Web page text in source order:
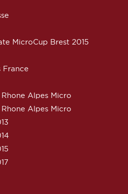
MicroCup Brest 2015
France
Alpes Micro
Alpes Micro